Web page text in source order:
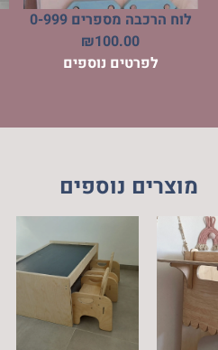
לוח הרכבה מספרים 0-999
₪100.00
לפרטים נוספים
מוצרים נוספים